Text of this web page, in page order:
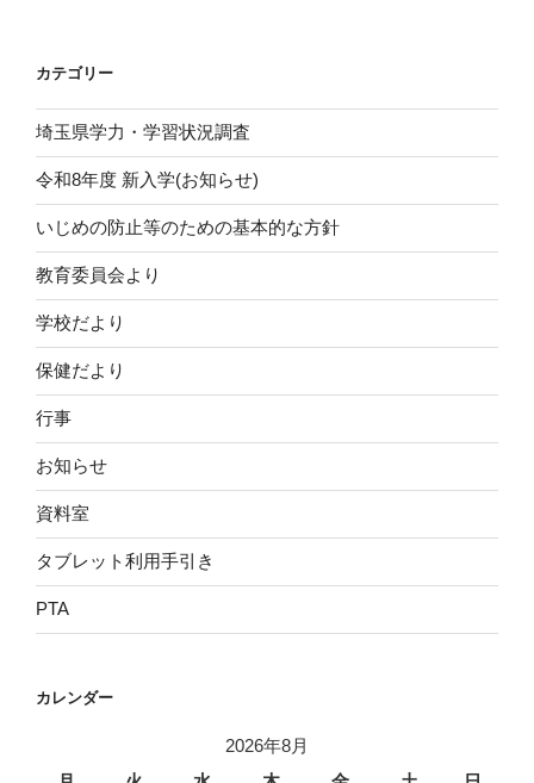
ー
シ
ョ
ン
カテゴリー
埼玉県学力・学習状況調査
令和8年度 新入学(お知らせ)
いじめの防止等のための基本的な方針
教育委員会より
学校だより
保健だより
行事
お知らせ
資料室
タブレット利用手引き
PTA
カレンダー
2026年8月